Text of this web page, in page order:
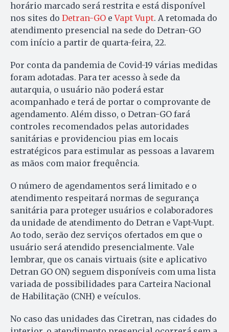
horário marcado será restrita e está disponível
nos sites do Detran-GO e Vapt Vupt. A retomada do
atendimento presencial na sede do Detran-GO
com início a partir de quarta-feira, 22.
Por conta da pandemia de Covid-19 várias medidas
foram adotadas. Para ter acesso à sede da
autarquia, o usuário não poderá estar
acompanhado e terá de portar o comprovante de
agendamento. Além disso, o Detran-GO fará
controles recomendados pelas autoridades
sanitárias e providenciou pias em locais
estratégicos para estimular as pessoas a lavarem
as mãos com maior frequência.
O número de agendamentos será limitado e o
atendimento respeitará normas de segurança
sanitária para proteger usuários e colaboradores
da unidade de atendimento do Detran e Vapt-Vupt.
Ao todo, serão dez serviços ofertados em que o
usuário será atendido presencialmente. Vale
lembrar, que os canais virtuais (site e aplicativo
Detran GO ON) seguem disponíveis com uma lista
variada de possibilidades para Carteira Nacional
de Habilitação (CNH) e veículos.
No caso das unidades das Ciretran, nas cidades do